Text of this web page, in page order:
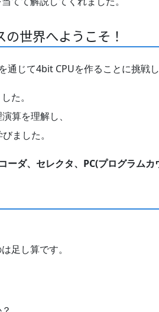
世界へようこそ！
じて4bit CPUを作ることに挑戦
た。
算を理解し、
ました。
ーダ、セレクタ、PC(プログラムカ
足し算です。